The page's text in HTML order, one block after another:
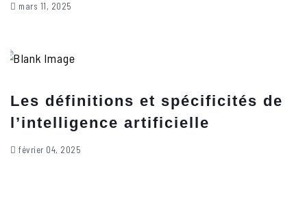
mars 11, 2025
Les définitions et spécificités de
l’intelligence artificielle
février 04, 2025